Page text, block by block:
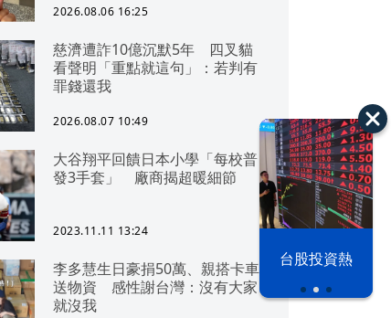
漢光42演習 台股投資熱
2026.08.06 16:25
慈濟遭詐10億沉默5年 四叉貓
看聲明「重點就這句」：若判有
罪錢還我
2026.08.07 10:49
大谷翔平回饋日本小學「每校普
發3手套」 廠商揭超暖細節
2023.11.11 13:24
李多慧生日豪捐50萬、親搭卡車
送物資 感性謝台灣：沒有大家
就沒我